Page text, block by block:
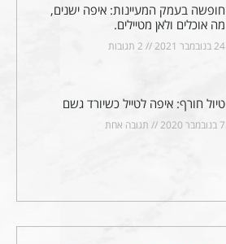
חופשה בעמק המעיינות: איפה ישנים,
מה אוכלים ולאן מטיילים.
24 בנובמבר 2021 2 תגובות
טיול חורף: איפה לטייל כשיורד גשם
7 בנובמבר 2020 תגובה אחת